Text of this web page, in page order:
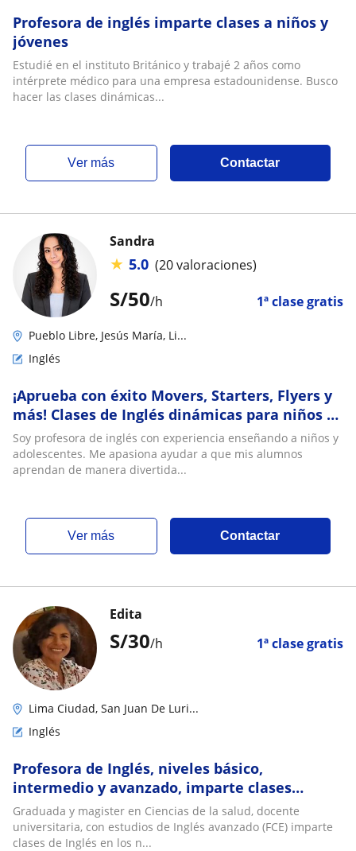
Profesora de inglés imparte clases a niños y
jóvenes
Estudié en el instituto Británico y trabajé 2 años como
intérprete médico para una empresa estadounidense. Busco
hacer las clases dinámicas...
ver más Contactar
S/50/h 1ª clase gratis
Sandra
★ 5.0 (20 valoraciones)
Pueblo Libre, Jesús María, Li...
Inglés
¡Aprueba con éxito Movers, Starters, Flyers y
más! Clases de Inglés dinámicas para niños y
adolescentes
Soy profesora de inglés con experiencia enseñando a niños y
adolescentes. Me apasiona ayudar a que mis alumnos
aprendan de manera divertida...
ver más Contactar
S/30/h 1ª clase gratis
Edita
Lima Ciudad, San Juan De Luri...
Inglés
Profesora de Inglés, niveles básico,
intermedio y avanzado, imparte clases
particulares
Graduada y magister en Ciencias de la salud, docente
universitaria, con estudios de Inglés avanzado (FCE) imparte
clases de Inglés en los n...